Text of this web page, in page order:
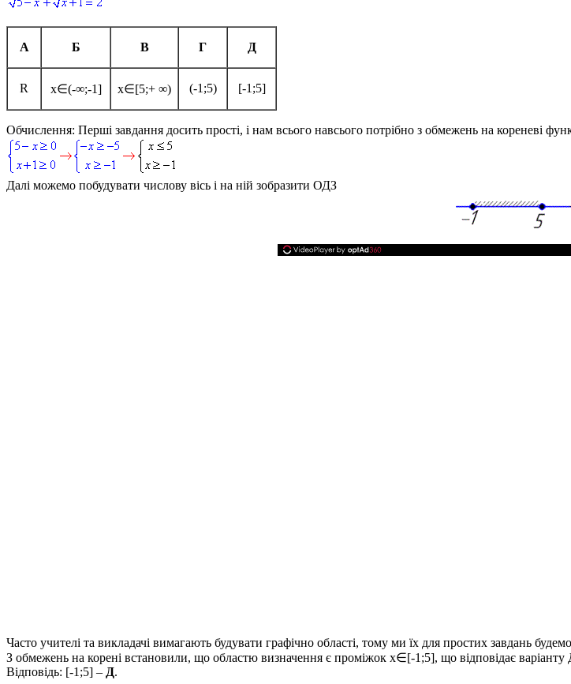
А Б В Г Д
R x∈(-∞;-1] x∈[5;+ ∞) (-1;5) [-1;5]
Обчислення: Перші завдання досить прості, і нам всього навсього потрібно з обмежень на кореневі
Далі можемо побудувати числову вісь і на ній зобразити ОДЗ
Часто учителі та викладачі вимагають будувати графічно області, тому ми їх для простих завдань
З обмежень на корені встановили, що областю визначення є проміжок x∈[-1;5], що відповідає варіанту
Відповідь: [-1;5] – Д.